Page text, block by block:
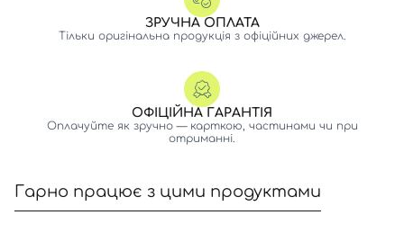
ЗРУЧНА ОПЛАТА
Тільки оригінальна продукція з офіційних джерел.
ОФІЦІЙНА ГАРАНТІЯ
Оплачуйте як зручно — карткою, частинами чи при
отриманні.
Гарно працює з цими продуктами